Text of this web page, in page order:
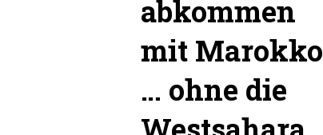
abkommen
mit Marokko
… ohne die